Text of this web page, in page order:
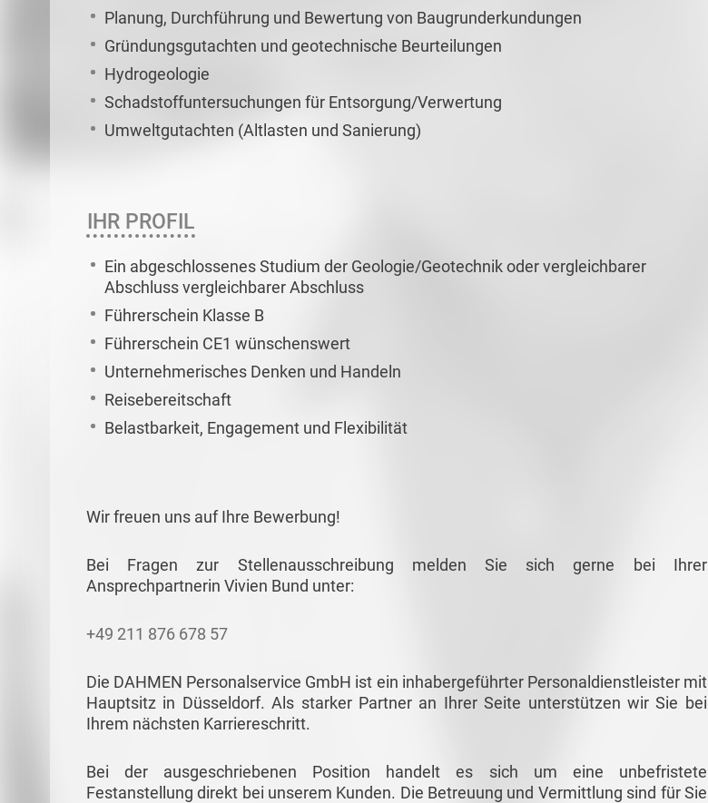
Planung, Durchführung und Bewertung von Baugrunderkundungen
Gründungsgutachten und geotechnische Beurteilungen
Hydrogeologie
Schadstoffuntersuchungen für Entsorgung/Verwertung
Umweltgutachten (Altlasten und Sanierung)
IHR PROFIL
Ein abgeschlossenes Studium der Geologie/Geotechnik oder vergleichbarer
Abschluss vergleichbarer Abschluss
Führerschein Klasse B
Führerschein CE1 wünschenswert
Unternehmerisches Denken und Handeln
Reisebereitschaft
Belastbarkeit, Engagement und Flexibilität
Wir freuen uns auf Ihre Bewerbung!
Bei Fragen zur Stellenausschreibung melden Sie sich gerne bei Ihrer
Ansprechpartnerin Vivien Bund unter:
+49 211 876 678 57
Die DAHMEN Personalservice GmbH ist ein inhabergeführter Personaldienstleister mit
Hauptsitz in Düsseldorf. Als starker Partner an Ihrer Seite unterstützen wir Sie bei
Ihrem nächsten Karriereschritt.
Bei der ausgeschriebenen Position handelt es sich um eine unbefristete
Festanstellung direkt bei unserem Kunden. Die Betreuung und Vermittlung sind für Sie